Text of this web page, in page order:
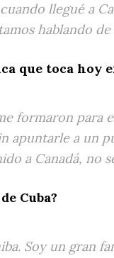
llegué a
hablando
que toca hoy
formaron para
apuntarle a un
a Canadá, no
Cuba?
Soy un gran